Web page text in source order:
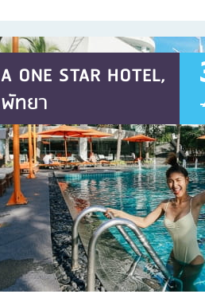
A ONE STAR HOTEL,
พัทยา